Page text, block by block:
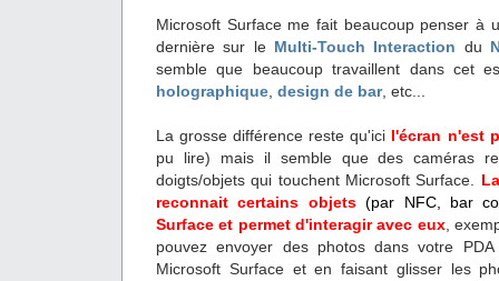
Microsoft Surface me fait beaucoup penser à
dernière sur le Multi-Touch Interaction du
semble que beaucoup travaillent dans cet
holographique design de bar, etc...
La grosse différence reste qu'ici l'écran n'est
pu lire) mais il semble que des caméras
doigts/objets qui touchent Microsoft Surface.
reconnait certains objets (par NFC, bar
Surface et permet d'interagir avec eux,
pouvez envoyer des photos dans votre
Microsoft Surface et en faisant glisser les